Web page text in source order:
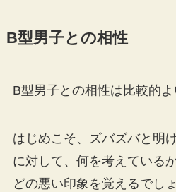
B型男子との相性
B型男子との相性は比較的よ
はじめこそ、ズバズバと明
に対して、何を考えている
どの悪い印象を覚えるでし